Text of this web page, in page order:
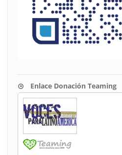
Enlace Donación Teaming